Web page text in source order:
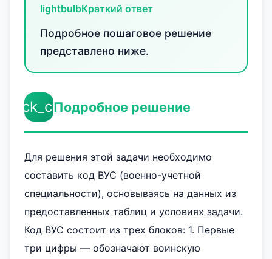
lightbulbКраткий ответ
Подробное пошаговое решение
представлено ниже.
Подробное решение
Для решения этой задачи необходимо
составить код ВУС (военно-учетной
специальности), основываясь на данных из
предоставленных таблиц и условиях задачи.
Код ВУС состоит из трех блоков: 1. Первые
три цифры — обозначают воинскую